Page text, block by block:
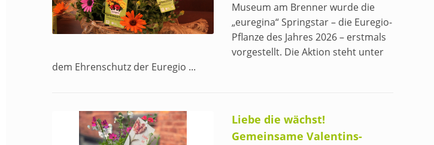
Museum am Brenner wurde die
„euregina“ Springstar – die Euregio-
Pflanze des Jahres 2026 – erstmals
vorgestellt. Die Aktion steht unter
dem Ehrenschutz der Euregio ...
Liebe die wächst!
Gemeinsame Valentins-